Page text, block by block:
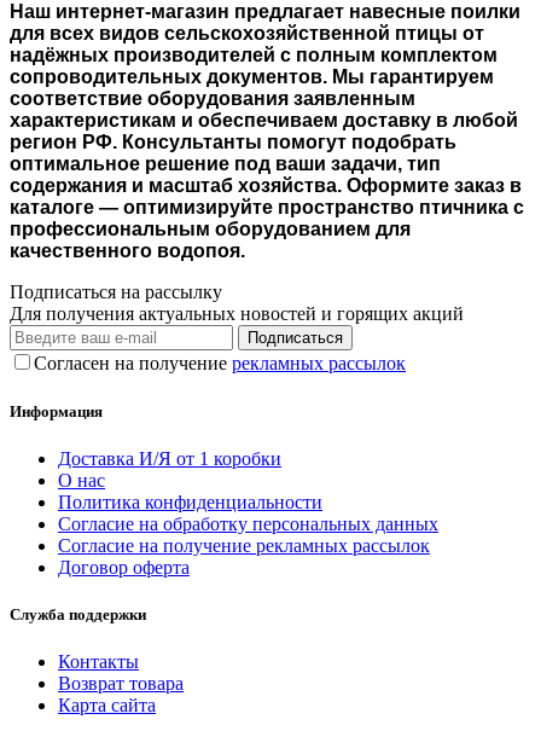
Наш интернет-магазин предлагает навесные поилки
для всех видов сельскохозяйственной птицы от
надёжных производителей с полным комплектом
сопроводительных документов. Мы гарантируем
соответствие оборудования заявленным
характеристикам и обеспечиваем доставку в любой
регион РФ. Консультанты помогут подобрать
оптимальное решение под ваши задачи, тип
содержания и масштаб хозяйства. Оформите заказ в
каталоге — оптимизируйте пространство птичника с
профессиональным оборудованием для
качественного водопоя.
Подписаться на рассылку
Для получения актуальных новостей и горящих акций
Подписаться
Согласен на получение рекламных рассылок
Информация
Доставка И/Я от 1 коробки
О нас
Политика конфиденциальности
Согласие на обработку персональных данных
Согласие на получение рекламных рассылок
Договор оферта
Служба поддержки
Контакты
Возврат товара
Карта сайта